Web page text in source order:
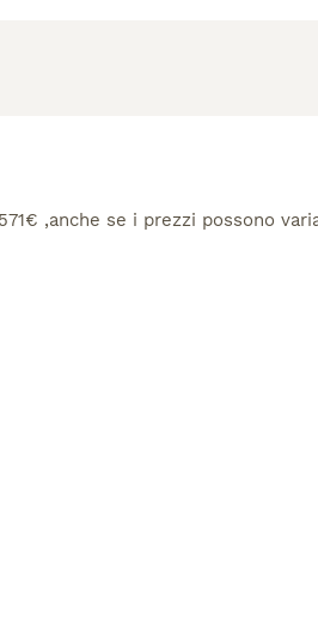
,anche se i prezzi possono